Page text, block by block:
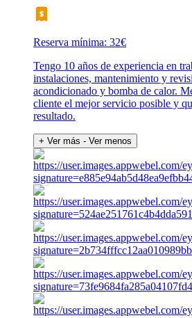
Reserva mínima: 32€
Tengo 10 años de experiencia en
instalaciones, mantenimiento y
acondicionado y bomba de calor.
cliente el mejor servicio posible y
resultado.
+ Ver más - Ver menos